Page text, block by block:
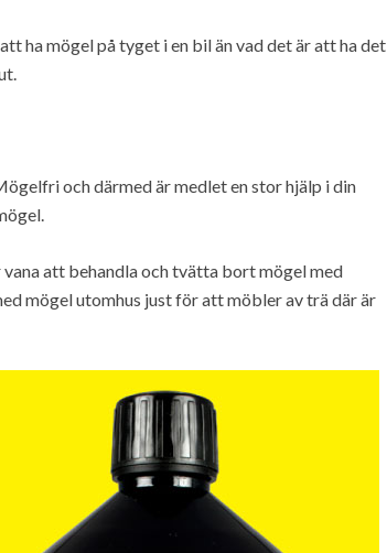
ha mögel på tyget i en bil än vad det är att ha det
och därmed är medlet en stor hjälp i din
att behandla och tvätta bort mögel med
mögel utomhus just för att möbler av trä där är